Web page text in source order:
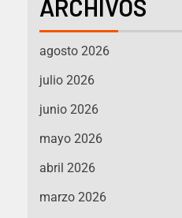
ARCHIVOS
agosto 2026
julio 2026
junio 2026
mayo 2026
abril 2026
marzo 2026